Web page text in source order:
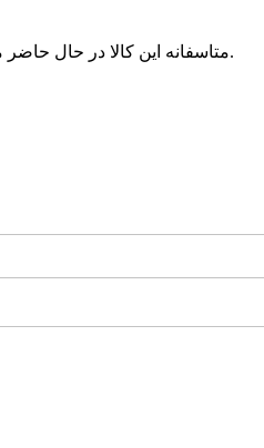
متاسفانه این کالا در حال حاضر موجود نیست. می‌توانید از محصولات مشابه این کالا دیدن نمایید.